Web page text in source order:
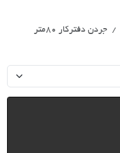
جردن دفترکار 80متر